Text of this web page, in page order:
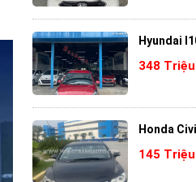
Hyundai
348 Triệu
Honda
145 Triệu